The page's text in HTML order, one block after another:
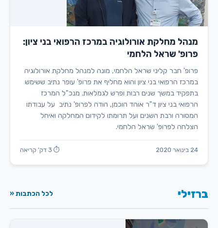
מנהל מחלקת אורולוגיה במרכז הרפואי בני ציון:
פרופ' שראל הלחמי
פרופ' חבר קליני שראל הלחמי, מונה למנהל מחלקת אורולוגיה
במרכז הרפואי בני ציון והוא מחליף את פרופ' עופר נתיב ששימש
בתפקיד במשך שנים רבות ופרש לגמלאות. מנכ"ל המרכז
הרפואי בני ציון ד"ר אוהד הוכמן, הודה לפרופ' נתיב על עבודתו
המסורה ורבת השנים ועל תרומתו לקידום המחלקה ואיחל
הצלחה לפרופ' שראל הלחמי.
24 בינואר 2020 ⏱ 3 דק' קריאה
ברזילי לכל הכתבות «